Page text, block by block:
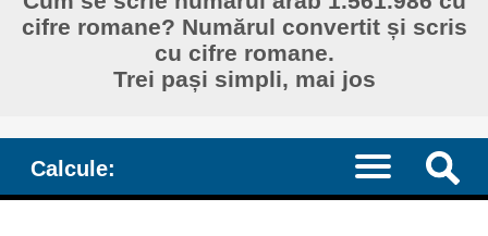
cifre romane? Numărul convertit și scris
cu cifre romane.
Trei pași simpli, mai jos
Calcule: